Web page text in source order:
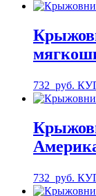
732 руб.
732 руб.